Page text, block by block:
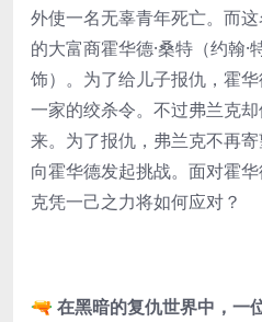
外使一名无辜青年死亡。而
的大富商霍华德·桑特（约翰
饰）。为了给儿子报仇，霍
一家的绞杀令。不过弗兰克
来。为了报仇，弗兰克不再
向霍华德发起挑战。面对霍
克凭一己之力将如何应对？
🔫 在黑暗的复仇世界中，一